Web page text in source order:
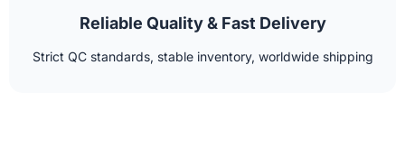
Reliable Quality & Fast Delivery
Strict QC standards, stable inventory, worldwide shipping